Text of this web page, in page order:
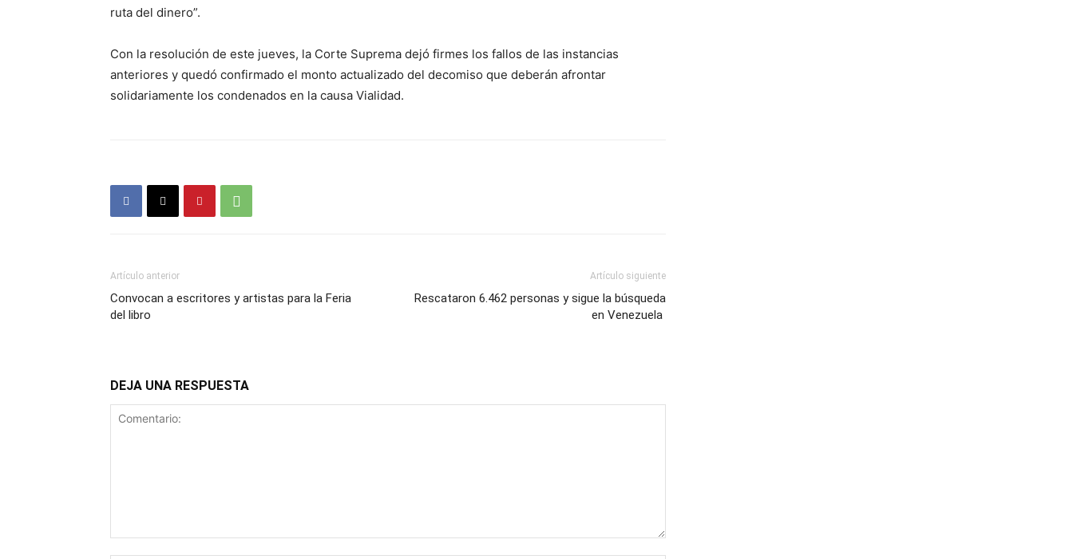
ruta del dinero”.
Con la resolución de este jueves, la Corte Suprema dejó firmes los fallos de las instancias
anteriores y quedó confirmado el monto actualizado del decomiso que deberán afrontar
solidariamente los condenados en la causa Vialidad.
Artículo anterior
Convocan a escritores y artistas para la Feria
del libro
Artículo siguiente
Rescataron 6.462 personas y sigue la búsqueda
en Venezuela
DEJA UNA RESPUESTA